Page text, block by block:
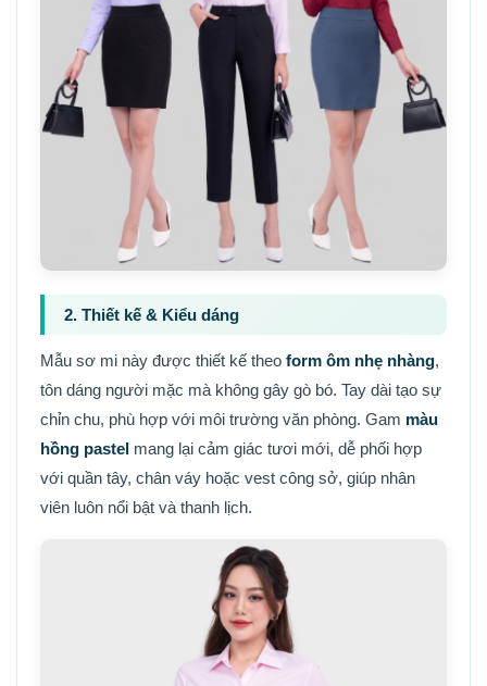
2. Thiết kế & Kiểu dáng
Mẫu sơ mi này được thiết kế theo form ôm nhẹ nhàng,
tôn dáng người mặc mà không gây gò bó. Tay dài tạo sự
chỉn chu, phù hợp với môi trường văn phòng. Gam màu
hồng pastel mang lại cảm giác tươi mới, dễ phối hợp
với quần tây, chân váy hoặc vest công sở, giúp nhân
viên luôn nổi bật và thanh lịch.